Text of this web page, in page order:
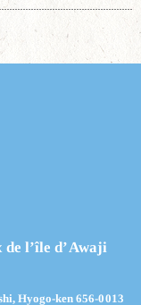
l’île d’Awaji
Hyogo-ken 656-0013